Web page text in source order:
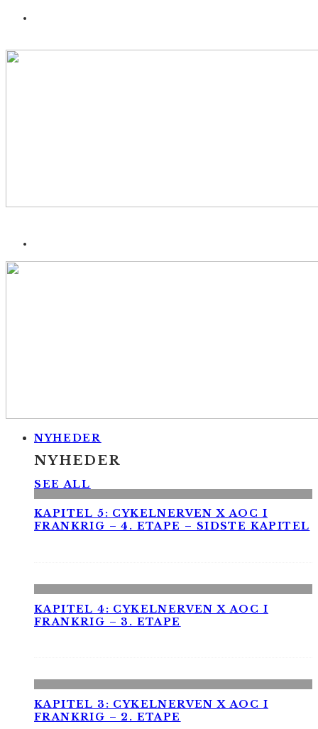
NYHEDER
NYHEDER
SEE ALL
KAPITEL 5: CYKELNERVEN X AOC I
FRANKRIG – 4. ETAPE – SIDSTE KAPITEL
KAPITEL 4: CYKELNERVEN X AOC I
FRANKRIG – 3. ETAPE
KAPITEL 3: CYKELNERVEN X AOC I
FRANKRIG – 2. ETAPE